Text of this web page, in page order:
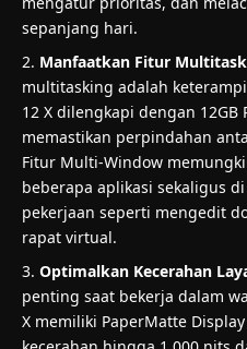
sepanjang hari.
Manfaatkan Fitur
multitasking adalah
12 X dilengkapi dengan 12GB
memastikan perpindahan
Fitur Multi-Window
beberapa aplikasi sekaligus
pekerjaan seperti mengedit
rapat virtual.
Optimalkan Kecerahan
penting saat bekerja dalam
X memiliki PaperMatte